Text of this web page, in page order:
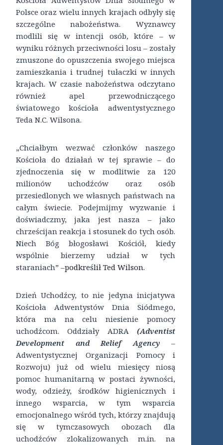
Polsce oraz wielu innych krajach odbyły się
szczególne nabożeństwa. Wyznawcy
modlili się w intencji osób, które – w
wyniku różnych przeciwności losu – zostały
zmuszone do opuszczenia swojego miejsca
zamieszkania i trudnej tułaczki w innych
krajach. W czasie nabożeństwa odczytano
również apel przewodniczącego
światowego kościoła adwentystycznego
Teda N.C. Wilsona.
„Chciałbym wezwać członków naszego
Kościoła do działań w tej sprawie – do
zjednoczenia się w modlitwie za 120
milionów uchodźców oraz osób
przesiedlonych we własnych państwach na
całym świecie. Podejmijmy wyzwanie i
doświadczmy, jaka jest nasza – jako
chrześcijan reakcja i stosunek do tych osób.
Niech Bóg błogosławi Kościół, kiedy
wspólnie bierzemy udział w tych
staraniach” –podkreślił Ted Wilson.
Dzień Uchodźcy, to nie jedyna inicjatywa
Kościoła Adwentystów Dnia Siódmego,
która ma na celu niesienie pomocy
uchodźcom. Oddziały ADRA (Adventist
Development and Relief Agency –
Adwentystycznej Organizacji Pomocy i
Rozwoju) już od wielu miesięcy niosą
pomoc humanitarną w postaci żywności,
wody, odzieży, środków higienicznych i
innego wsparcia, w tym wsparcia
emocjonalnego wśród tych, którzy znajdują
się w tymczasowych obozach dla
uchodźców zlokalizowanych m.in. na